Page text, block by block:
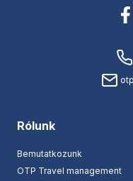
Rólunk
Bemutatkozunk
OTP Travel management